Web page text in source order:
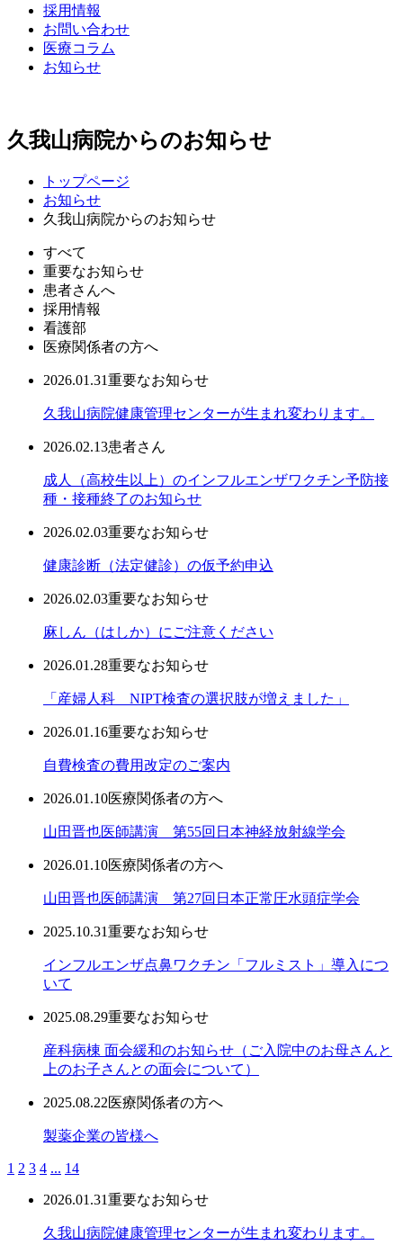
採用情報
お問い合わせ
医療コラム
お知らせ
久我山病院からのお知らせ
トップページ
お知らせ
久我山病院からのお知らせ
すべて
重要なお知らせ
患者さんへ
採用情報
看護部
医療関係者の方へ
2026.01.31重要なお知らせ
久我山病院健康管理センターが生まれ変わります。
2026.02.13患者さん
成人（高校生以上）のインフルエンザワクチン予防接
種・接種終了のお知らせ
2026.02.03重要なお知らせ
健康診断（法定健診）の仮予約申込
2026.02.03重要なお知らせ
麻しん（はしか）にご注意ください
2026.01.28重要なお知らせ
「産婦人科 NIPT検査の選択肢が増えました」
2026.01.16重要なお知らせ
自費検査の費用改定のご案内
2026.01.10医療関係者の方へ
山田晋也医師講演 第55回日本神経放射線学会
2026.01.10医療関係者の方へ
山田晋也医師講演 第27回日本正常圧水頭症学会
2025.10.31重要なお知らせ
インフルエンザ点鼻ワクチン「フルミスト」導入につ
いて
2025.08.29重要なお知らせ
産科病棟 面会緩和のお知らせ（ご入院中のお母さんと
上のお子さんとの面会について）
2025.08.22医療関係者の方へ
製薬企業の皆様へ
1 2 3 4 ... 14
2026.01.31重要なお知らせ
久我山病院健康管理センターが生まれ変わります。